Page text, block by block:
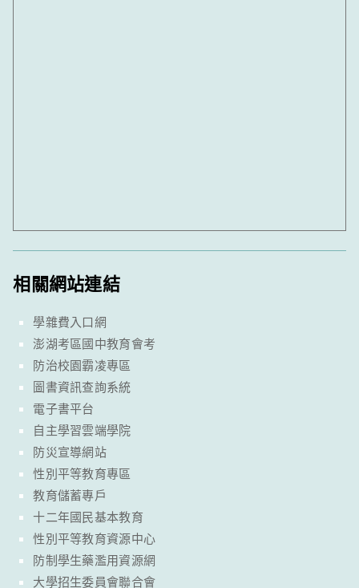
相關網站連結
學雜費入口網
澎湖考區國中教育會考
防治校園霸凌專區
圖書資訊查詢系統
電子書平台
自主學習雲端學院
防災宣導網站
性別平等教育專區
教育儲蓄專戶
十二年國民基本教育
性別平等教育資源中心
防制學生藥濫用資源網
大學招生委員會聯合會